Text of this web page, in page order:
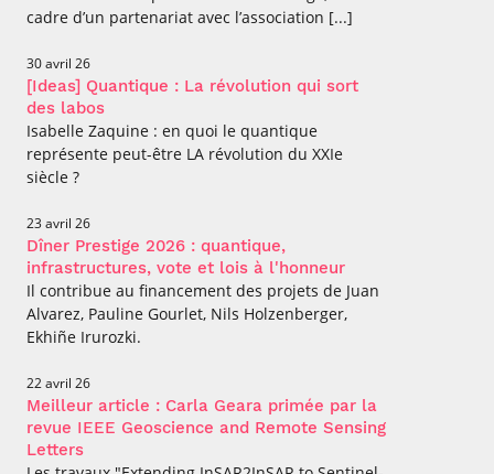
cadre d’un partenariat avec l’association [...]
30 avril 26
[Ideas] Quantique : La révolution qui sort
des labos
Isabelle Zaquine : en quoi le quantique
représente peut-être LA révolution du XXIe
siècle ?
23 avril 26
Dîner Prestige 2026 : quantique,
infrastructures, vote et lois à l'honneur
Il contribue au financement des projets de Juan
Alvarez, Pauline Gourlet, Nils Holzenberger,
Ekhiñe Irurozki.
22 avril 26
Meilleur article : Carla Geara primée par la
revue IEEE Geoscience and Remote Sensing
Letters